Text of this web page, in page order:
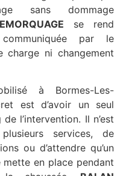
sans dommage
se rend
par le
charge ni changement
à Bormes-Les-
est d’avoir un seul
l’intervention. Il n’est
services, de
ou d’attendre qu’un
en place pendant